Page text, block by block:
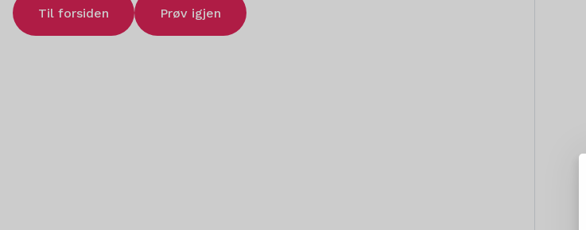
Til forsiden Prøv igjen